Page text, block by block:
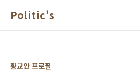
Politic's
황교안 프로필